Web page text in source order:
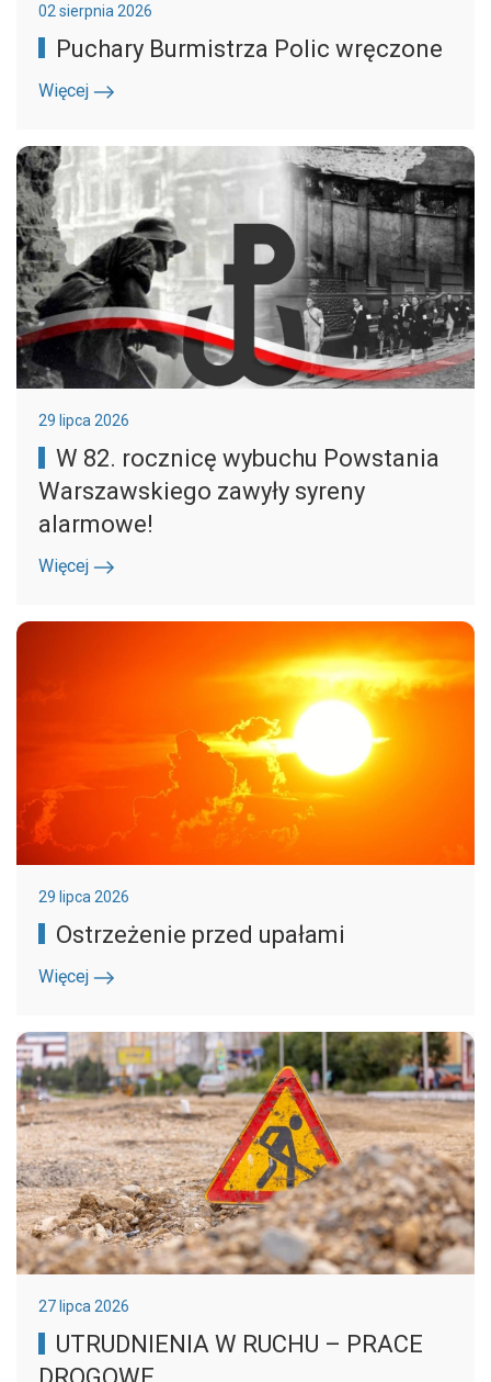
02 sierpnia 2026
Puchary Burmistrza Polic wręczone
Więcej
29 lipca 2026
W 82. rocznicę wybuchu Powstania
Warszawskiego zawyły syreny
alarmowe!
Więcej
29 lipca 2026
Ostrzeżenie przed upałami
Więcej
27 lipca 2026
UTRUDNIENIA W RUCHU – PRACE